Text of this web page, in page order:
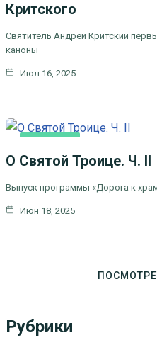
Критского
Святитель Андрей Критский
каноны
Июл 16, 2025
О Святой Троице. Ч. II
Выпуск программы «Дорога к
Июн 18, 2025
Рубрики